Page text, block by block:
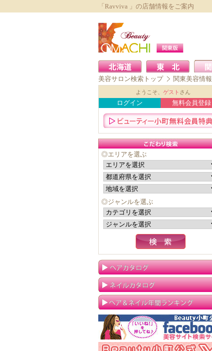
「Ravviva 」の店舗情報をご案内
美容サロン検索トップ 関東美容情報
ようこそ、 ゲスト さん
ログイン 無料会員登録
◎エリアを選ぶ
◎ジャンルを選ぶ